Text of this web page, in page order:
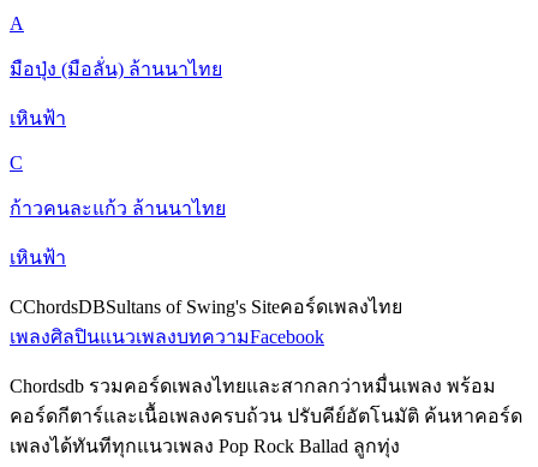
A
มือปุ่ง (มือลั่น) ล้านนาไทย
เหินฟ้า
C
ก้าวคนละแก้ว ล้านนาไทย
เหินฟ้า
CChordsDBSultans of Swing's Siteคอร์ดเพลงไทย
เพลงศิลปินแนวเพลงบทความFacebook
Chordsdb รวมคอร์ดเพลงไทยและสากลกว่าหมื่นเพลง พร้อม
คอร์ดกีตาร์และเนื้อเพลงครบถ้วน ปรับคีย์อัตโนมัติ ค้นหาคอร์ด
เพลงได้ทันทีทุกแนวเพลง Pop Rock Ballad ลูกทุ่ง